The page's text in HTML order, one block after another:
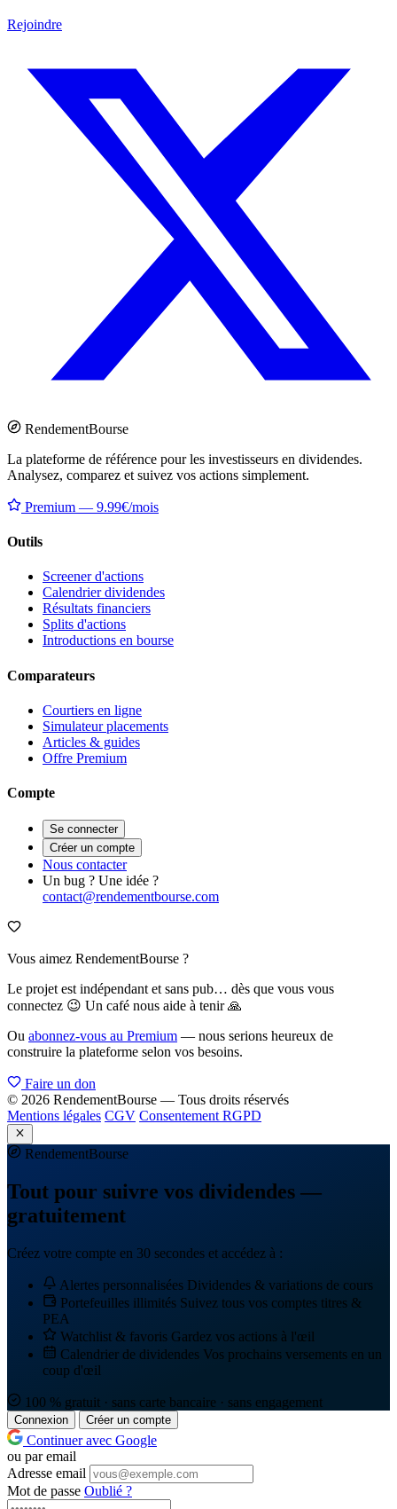
Rejoindre
RendementBourse
La plateforme de référence pour les investisseurs en dividendes.
Analysez, comparez et suivez vos actions simplement.
Premium — 9.99€/mois
Outils
Screener d'actions
Calendrier dividendes
Résultats financiers
Splits d'actions
Introductions en bourse
Comparateurs
Courtiers en ligne
Simulateur placements
Articles & guides
Offre Premium
Compte
Se connecter
Créer un compte
Nous contacter
Un bug ? Une idée ?
contact@rendementbourse.com
Vous aimez RendementBourse ?
Le projet est indépendant et sans pub… dès que vous vous
connectez 😉 Un café nous aide à tenir 🙏
Ou abonnez-vous au Premium — nous serions heureux de
construire la plateforme selon vos besoins.
Faire un don
© 2026 RendementBourse — Tous droits réservés
Mentions légales CGV Consentement RGPD
RendementBourse
Tout pour suivre vos dividendes —
gratuitement
Créez votre compte en 30 secondes et accédez à :
Alertes personnalisées Dividendes & variations de cours
Portefeuilles illimités Suivez tous vos comptes titres &
PEA
Watchlist & favoris Gardez vos actions à l'œil
Calendrier de dividendes Vos prochains versements en un
coup d'œil
100 % gratuit · sans carte bancaire · sans engagement
Connexion Créer un compte
Continuer avec Google
ou par email
Adresse email
Mot de passe Oublié ?